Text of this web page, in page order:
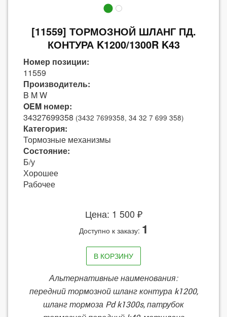
[11559] ТОРМОЗНОЙ ШЛАНГ ПД.
КОНТУРА K1200/1300R K43
Номер позиции:
11559
Производитель:
B M W
OEM номер:
34327699358 (3432 7699358, 34 32 7 699 358)
Категория:
Тормозные механизмы
Состояние:
Б/у
Хорошее
Рабочее
Цена: 1 500 ₽
Доступно к заказу: 1
В КОРЗИНУ
Альтернативные наименования:
передний тормозной шланг контура k1200,
шланг тормоза Pd k1300s, патрубок